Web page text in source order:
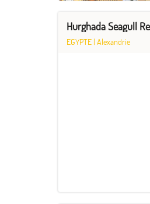
Hurghada Seagull
EGYPTE | Alexandrie